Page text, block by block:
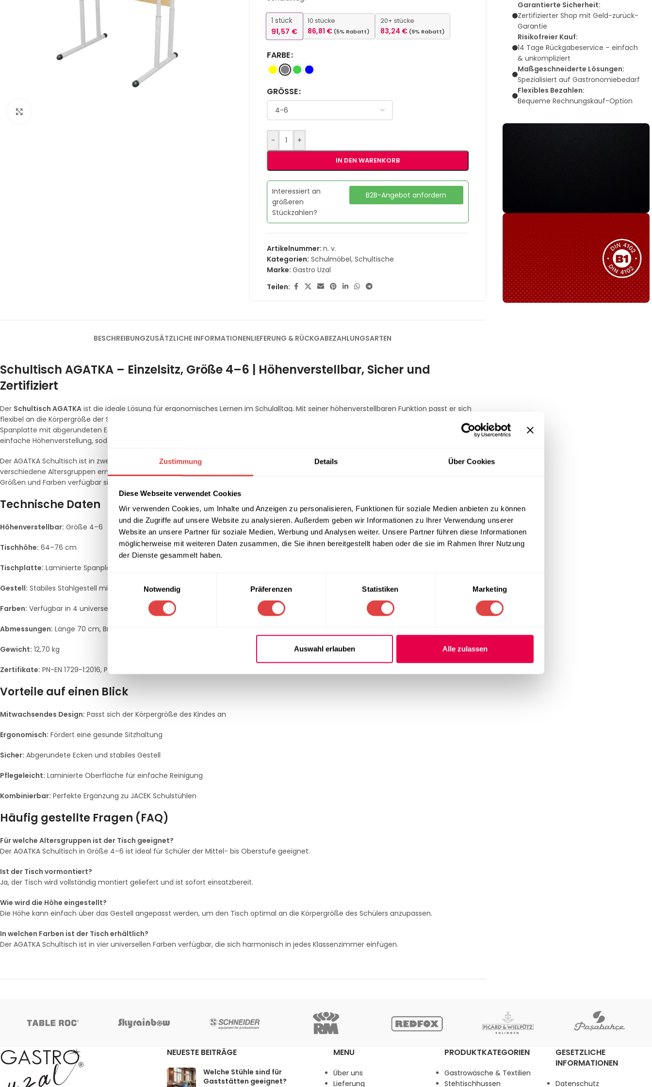
Zustimmung Details Über Cookies
Diese Webseite verwendet Cookies
Wir verwenden Cookies, um Inhalte und Anzeigen zu personalisieren, Funktionen für soziale Medien anbieten zu können
und die Zugriffe auf unsere Website zu analysieren. Außerdem geben wir Informationen zu Ihrer Verwendung unserer
Website an unsere Partner für soziale Medien, Werbung und Analysen weiter. Unsere Partner führen diese Informationen
möglicherweise mit weiteren Daten zusammen, die Sie ihnen bereitgestellt haben oder die sie im Rahmen Ihrer Nutzung
der Dienste gesammelt haben.
Notwendig
Präferenzen Statistiken Marketing
Auswahl erlauben Alle zulassen
1 stück
91,57 €
10 stücke
86,81 € (5% Rabatt)
20+ stücke
83,24 € (9% Rabatt)
FARBE
GRÖSSE
- +
IN DEN WARENKORB
Interessiert an
größeren
Stückzahlen?
B2B-Angebot anfordern
Artikelnummer:n. v.
Kategorien: Schulmöbel, Schultische
Marke:Gastro Uzal
Teilen:
BESCHREIBUNGZUSÄTZLICHE INFORMATIONENLIEFERUNG & RÜCKGABEZAHLUNGSARTEN
Schultisch AGATKA – Einzelsitz, Größe 4–6 | Höhenverstellbar, Sicher und
Zertifiziert
Der Schultisch AGATKA ist die ideale Lösung für ergonomisches Lernen im Schulalltag. Mit seiner höhenverstellbaren Funktion passt er sich
flexibel an die Körpergröße der Schüler an und wächst somit mit dem Kind mit.
Spanplatte mit abgerundeten Ecken, die sowohl Sicherheit als auch Langlebigkeit gewährleisten.
Das stabile Stahlgestell ermöglicht eine
einfache Höhenverstellung, sodass der Tisch optimal an das Alter und die Bedürfnisse der Schüler angepasst werden kann.
Der AGATKA Schultisch ist in zwei Größenbereichen erhältlich: 2–5 und 4–6, was eine einheitliche Ausstattung von Klassenräumen für
verschiedene Altersgruppen ermöglicht.
Größen und Farben verfügbar sind.
Technische Daten
Höhenverstellbar: Größe 4–6
Tischhöhe: 64–76 cm
Tischplatte: Laminierte Spanplatte mit abgerundeten Ecken
Gestell: Stabiles Stahlgestell mit Höhenverstellung
Farben: Verfügbar in 4 universellen Farben
Abmessungen: Länge 70 cm, Breite 50 cm
Gewicht: 12,70 kg
Zertifikate: PN-EN 1729-1:2016, PN-EN 1729-2+A1:2016, PN-F-06009:2001
Vorteile auf einen Blick
Mitwachsendes Design: Passt sich der Körpergröße des Kindes an
Ergonomisch: Fördert eine gesunde Sitzhaltung
Sicher: Abgerundete Ecken und stabiles Gestell
Pflegeleicht: Laminierte Oberfläche für einfache Reinigung
Kombinierbar: Perfekte Ergänzung zu JACEK Schulstühlen
Häufig gestellte Fragen (FAQ)
Für welche Altersgruppen ist der Tisch geeignet?
Der AGATKA Schultisch in Größe 4–6 ist ideal für Schüler der Mittel- bis Oberstufe geeignet.
Ist der Tisch vormontiert?
Ja, der Tisch wird vollständig montiert geliefert und ist sofort einsatzbereit.
Wie wird die Höhe eingestellt?
Die Höhe kann einfach über das Gestell angepasst werden, um den Tisch optimal an die Körpergröße des Schülers anzupassen.
In welchen Farben ist der Tisch erhältlich?
Der AGATKA Schultisch ist in vier universellen Farben verfügbar, die sich harmonisch in jedes Klassenzimmer einfügen.
Garantierte Sicherheit:
Zertifizierter Shop mit Geld-zurück-
Garantie
Risikofreier Kauf:
14 Tage Rückgabeservice – einfach
& unkompliziert
Maßgeschneiderte Lösungen:
Spezialisiert auf Gastronomiebedarf
Flexibles Bezahlen:
Bequeme Rechnungskauf-Option
Sie haben nicht das passende
Produkt gefunden?
Wir helfen Ihnen gerne weiter!
NEUESTE BEITRÄGE
Welche Stühle sind für
Gaststätten geeignet?
MENU
Über uns
Lieferung
PRODUKTKATEGORIEN
Gastrowäsche & Textilien
Stehtischhussen
GESETZLICHE
INFORMATIONEN
Datenschutz